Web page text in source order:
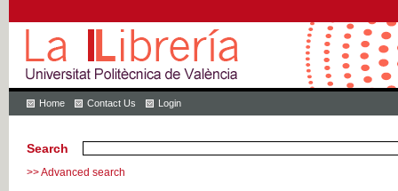
Home Contact Us Login
Search
>> Advanced search